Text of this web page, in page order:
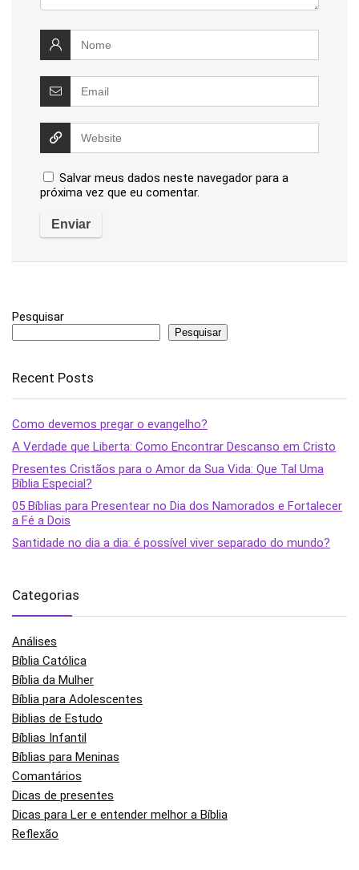
Salvar meus dados neste navegador para a
próxima vez que eu comentar.
Pesquisar
Pesquisar
Recent Posts
Como devemos pregar o evangelho?
A Verdade que Liberta: Como Encontrar Descanso em Cristo
Presentes Cristãos para o Amor da Sua Vida: Que Tal Uma
Bíblia Especial?
05 Bíblias para Presentear no Dia dos Namorados e Fortalecer
a Fé a Dois
Santidade no dia a dia: é possível viver separado do mundo?
Categorias
Análises
Bíblia Católica
Bíblia da Mulher
Bíblia para Adolescentes
Biblias de Estudo
Bíblias Infantil
Bíblias para Meninas
Comantários
Dicas de presentes
Dicas para Ler e entender melhor a Bíblia
Reflexão